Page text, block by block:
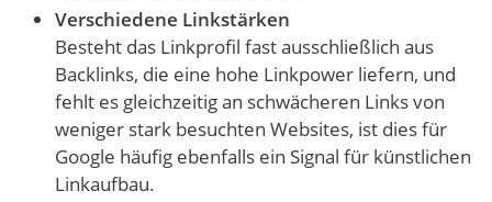
Verschiedene Linkstärken
Besteht das Linkprofil fast ausschließlich aus
Backlinks, die eine hohe Linkpower liefern, und
fehlt es gleichzeitig an schwächeren Links von
weniger stark besuchten Websites, ist dies für
Google häufig ebenfalls ein Signal für künstlichen
Linkaufbau.